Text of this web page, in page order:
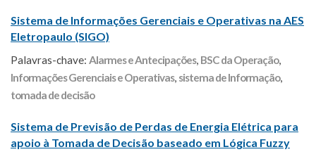
Sistema de Informações Gerenciais e Operativas na AES
Eletropaulo (SIGO)
Palavras-chave: Alarmes e Antecipações, BSC da Operação,
Informações Gerenciais e Operativas, sistema de Informação,
tomada de decisão
Sistema de Previsão de Perdas de Energia Elétrica para
apoio à Tomada de Decisão baseado em Lógica Fuzzy